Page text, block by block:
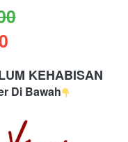
KEHABISAN
Di Bawah